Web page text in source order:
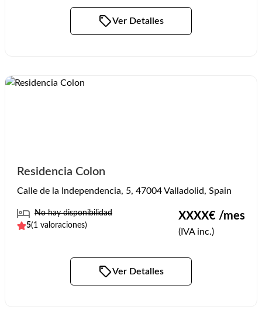
Ver Detalles
Residencia Colon
Calle de la Independencia, 5, 47004 Valladolid, Spain
No hay disponibilidad
5(1 valoraciones)
XXXX€ /mes
(IVA inc.)
Ver Detalles